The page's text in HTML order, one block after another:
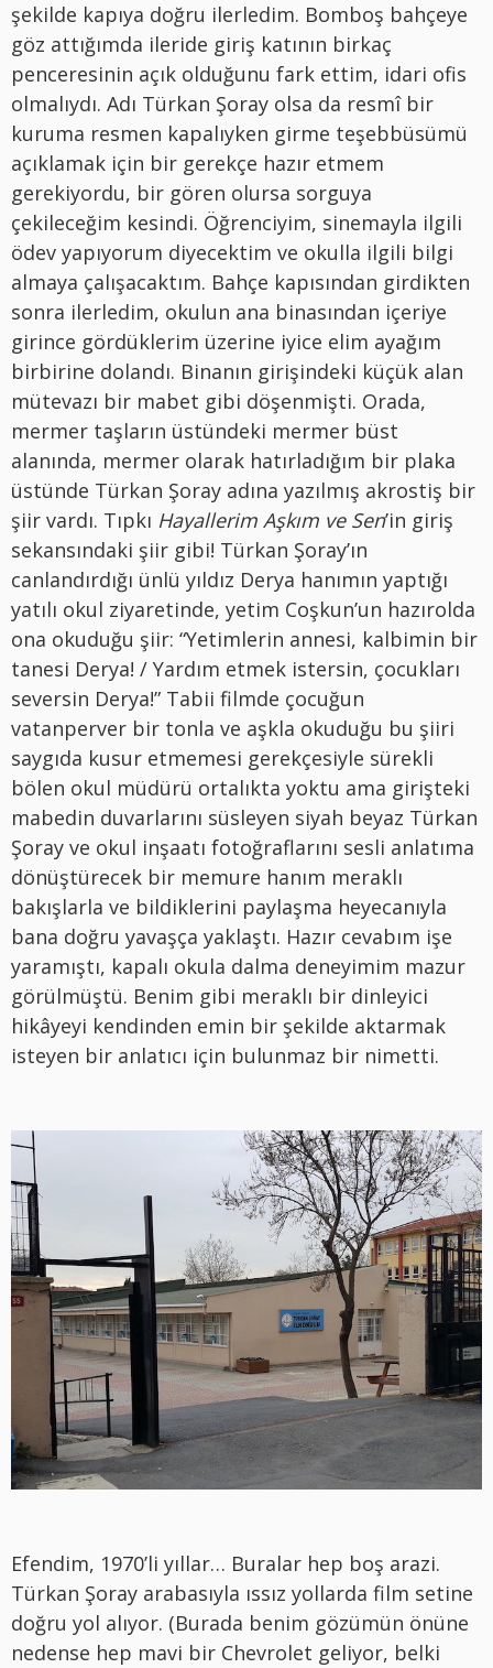
şekilde kapıya doğru ilerledim. Bomboş bahçeye
göz attığımda ileride giriş katının birkaç
penceresinin açık olduğunu fark ettim, idari ofis
olmalıydı. Adı Türkan Şoray olsa da resmî bir
kuruma resmen kapalıyken girme teşebbüsümü
açıklamak için bir gerekçe hazır etmem
gerekiyordu, bir gören olursa sorguya
çekileceğim kesindi. Öğrenciyim, sinemayla ilgili
ödev yapıyorum diyecektim ve okulla ilgili bilgi
almaya çalışacaktım. Bahçe kapısından girdikten
sonra ilerledim, okulun ana binasından içeriye
girince gördüklerim üzerine iyice elim ayağım
birbirine dolandı. Binanın girişindeki küçük alan
mütevazı bir mabet gibi döşenmişti. Orada,
mermer taşların üstündeki mermer büst
alanında, mermer olarak hatırladığım bir plaka
üstünde Türkan Şoray adına yazılmış akrostiş bir
şiir vardı. Tıpkı Hayallerim Aşkım ve Sen’in giriş
sekansındaki şiir gibi! Türkan Şoray’ın
canlandırdığı ünlü yıldız Derya hanımın yaptığı
yatılı okul ziyaretinde, yetim Coşkun’un hazırolda
ona okuduğu şiir: “Yetimlerin annesi, kalbimin bir
tanesi Derya! / Yardım etmek istersin, çocukları
seversin Derya!” Tabii filmde çocuğun
vatanperver bir tonla ve aşkla okuduğu bu şiiri
saygıda kusur etmemesi gerekçesiyle sürekli
bölen okul müdürü ortalıkta yoktu ama girişteki
mabedin duvarlarını süsleyen siyah beyaz Türkan
Şoray ve okul inşaatı fotoğraflarını sesli anlatıma
dönüştürecek bir memure hanım meraklı
bakışlarla ve bildiklerini paylaşma heyecanıyla
bana doğru yavaşça yaklaştı. Hazır cevabım işe
yaramıştı, kapalı okula dalma deneyimim mazur
görülmüştü. Benim gibi meraklı bir dinleyici
hikâyeyi kendinden emin bir şekilde aktarmak
isteyen bir anlatıcı için bulunmaz bir nimetti.
Efendim, 1970’li yıllar… Buralar hep boş arazi.
Türkan Şoray arabasıyla ıssız yollarda film setine
doğru yol alıyor. (Burada benim gözümün önüne
nedense hep mavi bir Chevrolet geliyor, belki